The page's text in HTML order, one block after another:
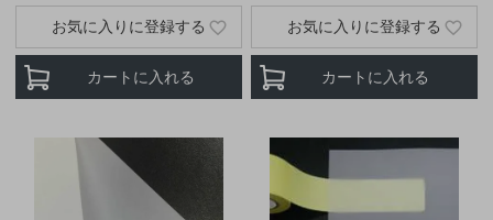
カートに入れる
お気に入りに登録する
カートに入れる
お気に入りに登録する